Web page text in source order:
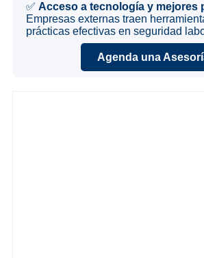
✅ Acceso a tecnología y mejores
Empresas externas traen
prácticas efectivas en seguridad
Agenda una